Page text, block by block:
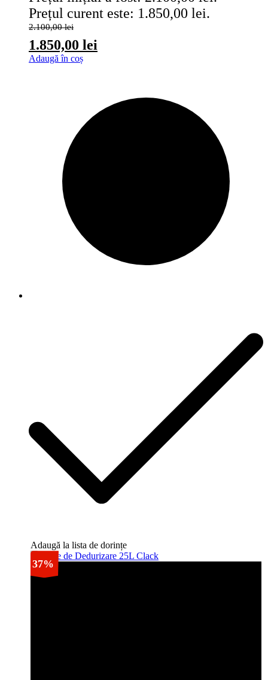
2.100,00lei
1.850,00 lei
Prețul curent este: 1.850,00 lei.
Adaugă în coș
Adaugă la lista de dorințe
37%